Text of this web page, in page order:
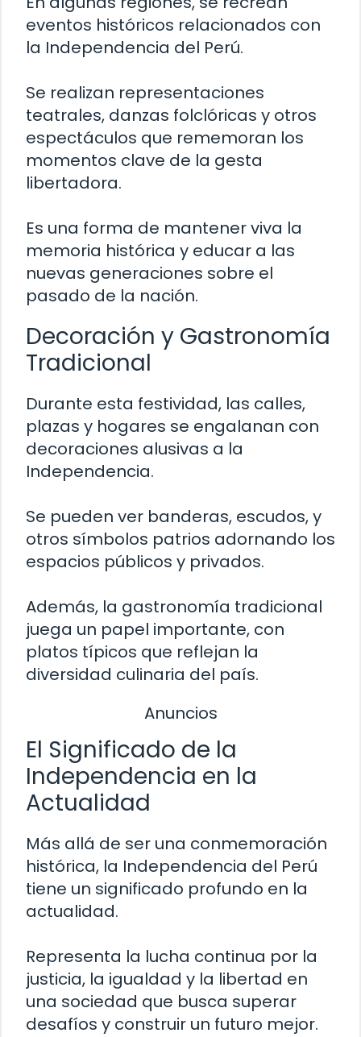
eventos históricos relacionados con
la Independencia del Perú.
Se realizan representaciones
teatrales, danzas folclóricas y otros
espectáculos que rememoran los
momentos clave de la gesta
libertadora.
Es una forma de mantener viva la
memoria histórica y educar a las
nuevas generaciones sobre el
pasado de la nación.
Decoración y Gastronomía
Tradicional
Durante esta festividad, las calles,
plazas y hogares se engalanan con
decoraciones alusivas a la
Independencia.
Se pueden ver banderas, escudos, y
otros símbolos patrios adornando los
espacios públicos y privados.
Además, la gastronomía tradicional
juega un papel importante, con
platos típicos que reflejan la
diversidad culinaria del país.
Anuncios
El Significado de la
Independencia en la
Actualidad
Más allá de ser una conmemoración
histórica, la Independencia del Perú
tiene un significado profundo en la
actualidad.
Representa la lucha continua por la
justicia, la igualdad y la libertad en
una sociedad que busca superar
desafíos y construir un futuro mejor.